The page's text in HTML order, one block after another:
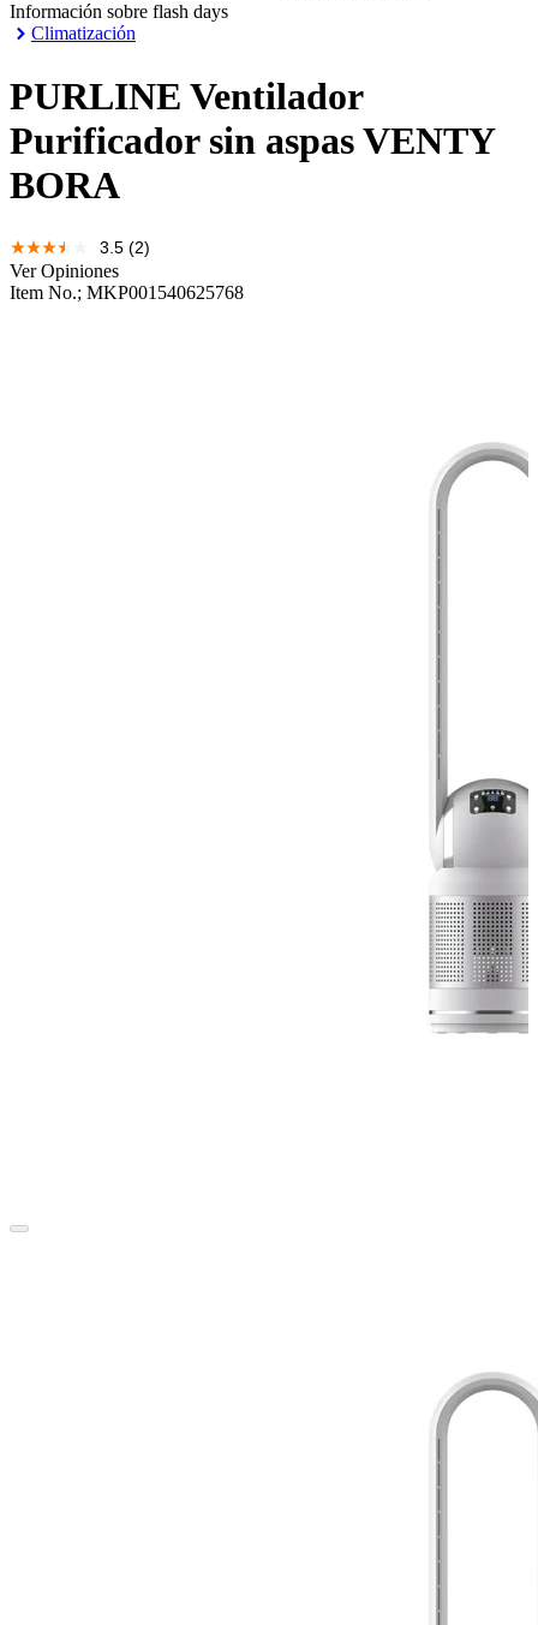
Información sobre flash days
Climatización
PURLINE Ventilador
Purificador sin aspas VENTY
BORA
3.5 (2)
Ver Opiniones
Item No.; MKP001540625768